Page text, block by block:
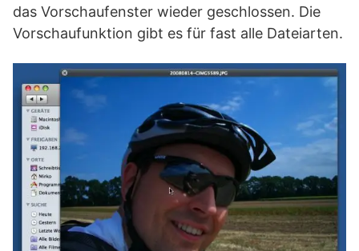
das Vorschaufenster wieder geschlossen. Die
Vorschaufunktion gibt es für fast alle Dateiarten.